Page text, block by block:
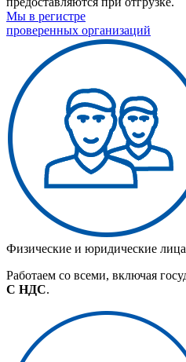
Мы в регистре
проверенных организаций
Физические и юридические лица
Работаем со всеми, включая
С НДС.